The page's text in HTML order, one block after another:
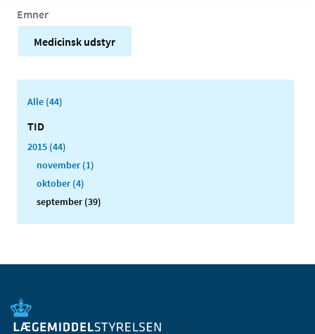
Emner
Medicinsk udstyr
Alle (44)
TID
2015 (44)
november (1)
oktober (4)
september (39)